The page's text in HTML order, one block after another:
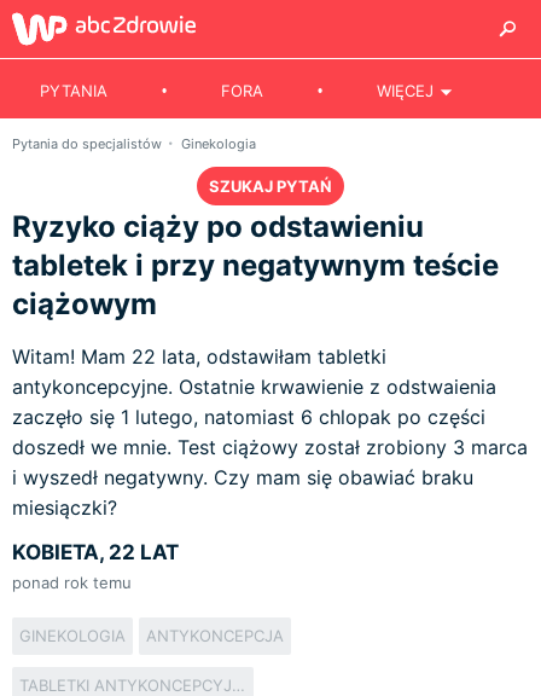
PYTANIA FORA WIĘCEJ
Pytania do specjalistów Ginekologia
SZUKAJ PYTAŃ
Ryzyko ciąży po odstawieniu
tabletek i przy negatywnym teście
ciążowym
Witam! Mam 22 lata, odstawiłam tabletki
antykoncepcyjne. Ostatnie krwawienie z odstwaienia
zaczęło się 1 lutego, natomiast 6 chlopak po części
doszedł we mnie. Test ciążowy został zrobiony 3 marca
i wyszedł negatywny. Czy mam się obawiać braku
miesiączki?
KOBIETA, 22 LAT
ponad rok temu
GINEKOLOGIA ANTYKONCEPCJA
TABLETKI ANTYKONCEPCYJNE